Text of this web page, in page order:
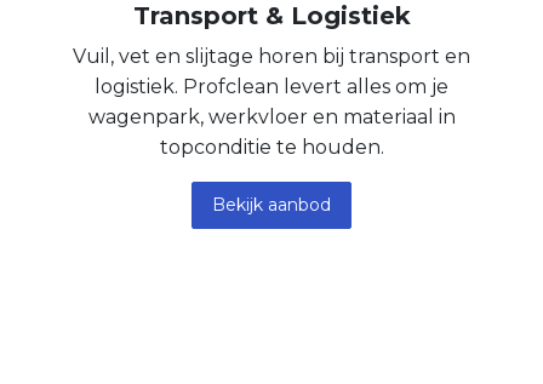
Transport & Logistiek
Vuil, vet en slijtage horen bij transport en
logistiek. Profclean levert alles om je
wagenpark, werkvloer en materiaal in
topconditie te houden.
Bekijk aanbod